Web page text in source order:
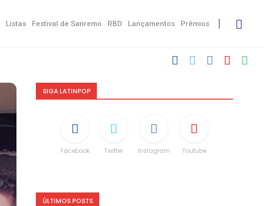
Listas Festival de Sanremo RBD Lançamentos Prêmios
SIGA LATINPOP
Facebook Twitter Instagram Youtube
ÚLTIMOS POSTS